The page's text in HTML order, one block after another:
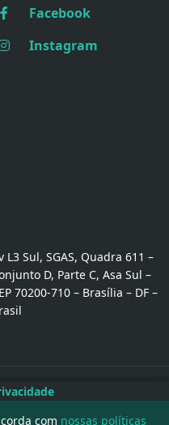
Facebook
Instagram
L3 Sul, SGAS, Quadra 611 –
D, Parte C, Asa Sul –
70200-710 – Brasília – DF –
Brasil
com nossas políticas